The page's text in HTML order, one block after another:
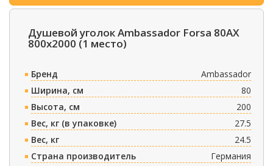
Душевой уголок Ambassador Forsa 80AX
800x2000 (1 место)
Бренд
Ambassador
Ширина, см
80
Высота, см
200
Вес, кг (в упаковке)
27.5
Вес, кг
24.5
Страна производитель
Германия